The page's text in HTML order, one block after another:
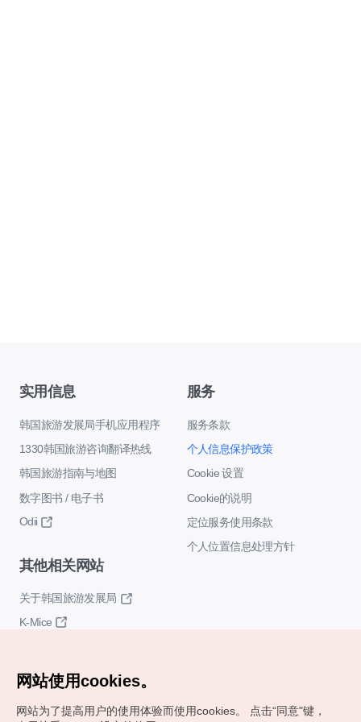
实用信息
韩国旅游发展局手机应用程序
1330韩国旅游咨询翻译热线
韩国旅游指南与地图
数字图书 / 电子书
Odii
服务
服务条款
个人信息保护政策
Cookie 设置
Cookie的说明
定位服务使用条款
个人位置信息处理方针
其他相关网站
关于韩国旅游发展局
K-Mice
网站使用cookies。
网站为了提高用户的使用体验而使用cookies。
点击“同意"键，